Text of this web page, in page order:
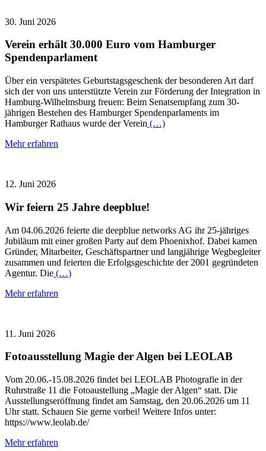
30. Juni 2026
Verein erhält 30.000 Euro vom Hamburger
Spendenparlament
Über ein verspätetes Geburtstagsgeschenk der besonderen Art darf
sich der von uns unterstützte Verein zur Förderung der Integration in
Hamburg-Wilhelmsburg freuen: Beim Senatsempfang zum 30-
jährigen Bestehen des Hamburger Spendenparlaments im
Hamburger Rathaus wurde der Verein (…)
Mehr erfahren
12. Juni 2026
Wir feiern 25 Jahre deepblue!
Am 04.06.2026 feierte die deepblue networks AG ihr 25-jähriges
Jubiläum mit einer großen Party auf dem Phoenixhof. Dabei kamen
Gründer, Mitarbeiter, Geschäftspartner und langjährige Wegbegleiter
zusammen und feierten die Erfolgsgeschichte der 2001 gegründeten
Agentur. Die (…)
Mehr erfahren
11. Juni 2026
Fotoausstellung Magie der Algen bei LEOLAB
Vom 20.06.-15.08.2026 findet bei LEOLAB Photografie in der
Ruhrstraße 11 die Fotoaustellung „Magie der Algen“ statt. Die
Ausstellungseröffnung findet am Samstag, den 20.06.2026 um 11
Uhr statt. Schauen Sie gerne vorbei! Weitere Infos unter:
https://www.leolab.de/
Mehr erfahren